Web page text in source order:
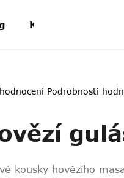
Kontakt
Podrobnosti
kousky hovězího